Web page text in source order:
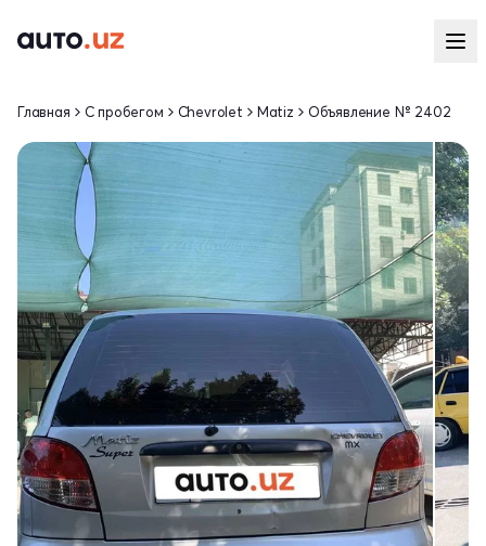
Главная С пробегом Chevrolet Matiz Объявление № 2402